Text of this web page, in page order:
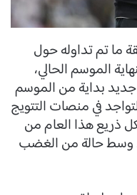
ما تم تداوله حول
الموسم الحالي،
بداية من الموسم
في منصات التتويج
ذريع هذا العام من
وسط حالة من الغضب